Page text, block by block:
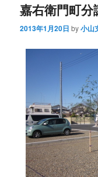
嘉右衛門町
2013年1月20日 by小山